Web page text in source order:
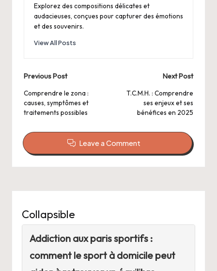
Explorez des compositions délicates et
audacieuses, conçues pour capturer des émotions
et des souvenirs.
View All Posts
Post
navigation
Previous Post
Comprendre le zona :
causes, symptômes et
traitements possibles
Next Post
T.C.M.H. : Comprendre
ses enjeux et ses
bénéfices en 2025
Leave a Comment
Collapsible
Addiction aux paris sportifs :
comment le sport à domicile peut